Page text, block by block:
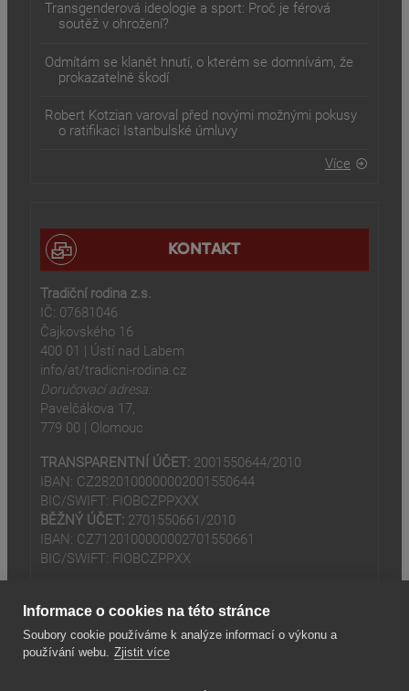
Transgenderová ideologie a sport: Proč je férová
soutěž v ohrožení?
Odmítám se klanět hnutí, o kterém se domnívám, že
prokazatelně škodí
Robert Kotzian varoval před novými možnými pokusy
o ratifikaci Istanbulské úmluvy
Více
KONTAKT
Tradiční rodina z.s.
IČ: 07681046
Čajkovského 16
400 01 | Ústí nad Labem
info/at/tradicni-rodina.cz
Doručovací adresa:
Pavelčákova 17,
779 00 | Olomouc
TRANSPARENTNÍ ÚČET: 2001550644/2010
IBAN: CZ2820100000002001550644
BIC/SWIFT: FIOBCZPPXXX
BĚŽNÝ ÚČET: 2701550661/2010
IBAN: CZ7120100000002701550661
BIC/SWIFT: FIOBCZPPXX
Informace o cookies na této stránce
Soubory cookie používáme k analýze informací o výkonu a
používání webu. Zjistit více